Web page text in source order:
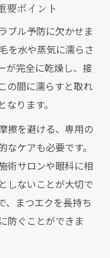
要ポイント
ブル予防に欠かせま
を水や蒸気に濡らさ
が完全に乾燥し、接
の間に濡らすと取れ
ります。
擦を避ける、専用の
ケアも必要です。
術サロンや眼科に相
しないことが大切で
、まつエクを長持ち
防ぐことができま